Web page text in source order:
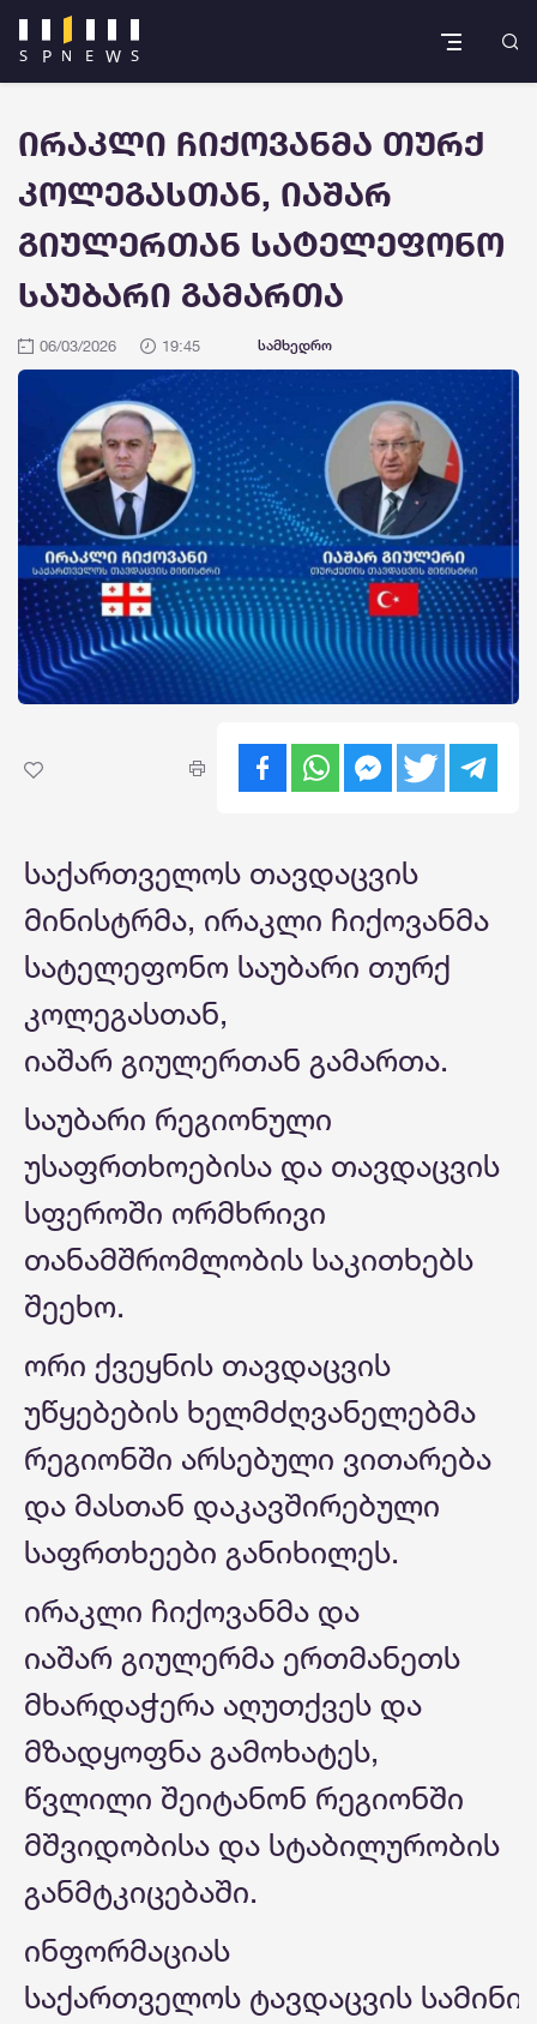
ირაკლი ჩიქოვანმა თურქ
კოლეგასთან, იაშარ
გიულერთან სატელეფონო
საუბარი გამართა
06/03/2026 19:45 სამხედრო
საქართველოს თავდაცვის
მინისტრმა, ირაკლი ჩიქოვანმა
სატელეფონო საუბარი თურქ
კოლეგასთან,
იაშარ გიულერთან გამართა.
საუბარი რეგიონული
უსაფრთხოებისა და თავდაცვის
სფეროში ორმხრივი
თანამშრომლობის საკითხებს
შეეხო.
ორი ქვეყნის თავდაცვის
უწყებების ხელმძღვანელებმა
რეგიონში არსებული ვითარება
და მასთან დაკავშირებული
საფრთხეები განიხილეს.
ირაკლი ჩიქოვანმა და
იაშარ გიულერმა ერთმანეთს
მხარდაჭერა აღუთქვეს და
მზადყოფნა გამოხატეს,
წვლილი შეიტანონ რეგიონში
მშვიდობისა და სტაბილურობის
განმტკიცებაში.
ინფორმაციას
საქართველოს ტავდაცვის